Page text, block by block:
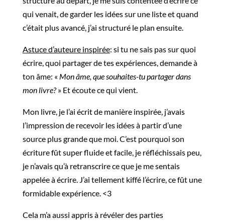
qui venait, de garder les idées sur une liste et quand
c’était plus avancé, j’ai structuré le plan ensuite.
Astuce d’auteure inspirée: si tu ne sais pas sur quoi
écrire, quoi partager de tes expériences, demande à
ton âme: « Mon âme, que souhaites-tu partager dans
mon livre?» Et écoute ce qui vient.
Mon livre, je l’ai écrit de manière inspirée, j’avais
l’impression de recevoir les idées à partir d’une
source plus grande que moi. C’est pourquoi son
écriture fût super fluide et facile, je réfléchissais peu,
je n’avais qu’à retranscrire ce que je me sentais
appelée à écrire. J’ai tellement kiffé l’écrire, ce fût une
formidable expérience. <3
Cela m’a aussi appris à révéler des parties